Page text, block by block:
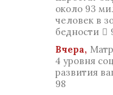
около 93
человек в
бедности
Вчера,
4 уровня
развития
98